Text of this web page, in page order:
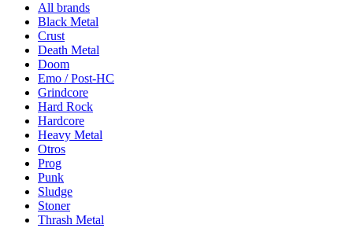
All brands
Black Metal
Crust
Death Metal
Doom
Emo / Post-HC
Grindcore
Hard Rock
Hardcore
Heavy Metal
Otros
Prog
Punk
Sludge
Stoner
Thrash Metal